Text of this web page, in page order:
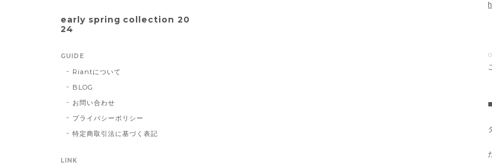
early spring collection 20
24
GUIDE
Riantについて
BLOG
お問い合わせ
プライバシーポリシー
特定商取引法に基づく表記
LINK